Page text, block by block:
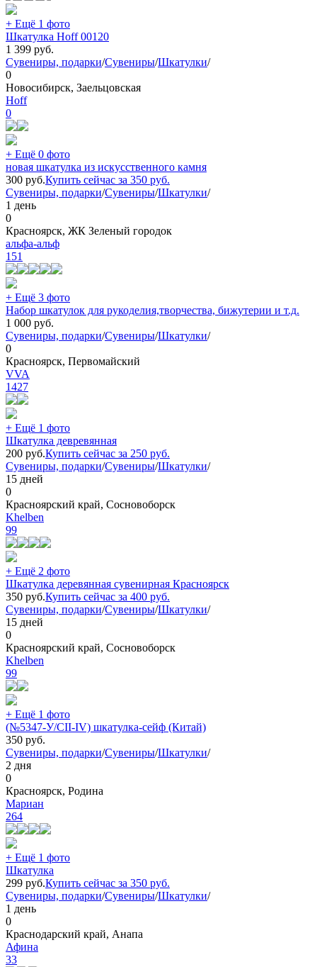
+ Ещё 1 фото
Шкатулка Hoff 00120
1 399 руб.
Сувениры, подарки/Сувениры/Шкатулки/
0
Новосибирск, Заельцовская
Hoff
0
+ Ещё 0 фото
новая шкатулка из искусственного камня
300 руб.Купить сейчас за 350 руб.
Сувениры, подарки/Сувениры/Шкатулки/
1 день
0
Красноярск, ЖК Зеленый городок
альфа-альф
151
+ Ещё 3 фото
Набор шкатулок для рукоделия,творчества, бижутерии и т.д.
1 000 руб.
Сувениры, подарки/Сувениры/Шкатулки/
0
Красноярск, Первомайский
VVA
1427
+ Ещё 1 фото
Шкатулка девревянная
200 руб.Купить сейчас за 250 руб.
Сувениры, подарки/Сувениры/Шкатулки/
15 дней
0
Красноярский край, Сосновоборск
Khelben
99
+ Ещё 2 фото
Шкатулка деревянная сувенирная Красноярск
350 руб.Купить сейчас за 400 руб.
Сувениры, подарки/Сувениры/Шкатулки/
15 дней
0
Красноярский край, Сосновоборск
Khelben
99
+ Ещё 1 фото
(№5347-У/CII-IV) шкатулка-сейф (Китай)
350 руб.
Сувениры, подарки/Сувениры/Шкатулки/
2 дня
0
Красноярск, Родина
Мариан
264
+ Ещё 1 фото
Шкатулка
299 руб.Купить сейчас за 350 руб.
Сувениры, подарки/Сувениры/Шкатулки/
1 день
0
Краснодарский край, Анапа
Афина
33